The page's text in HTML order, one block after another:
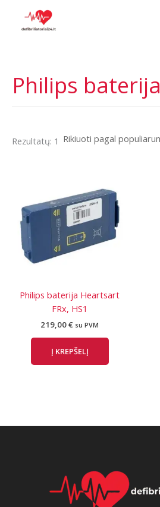
turinio
Philips baterija
Rezultatų: 1
Philips baterija Heartsart
FRx, HS1
219,00€ su PVM
Į KREPŠELĮ